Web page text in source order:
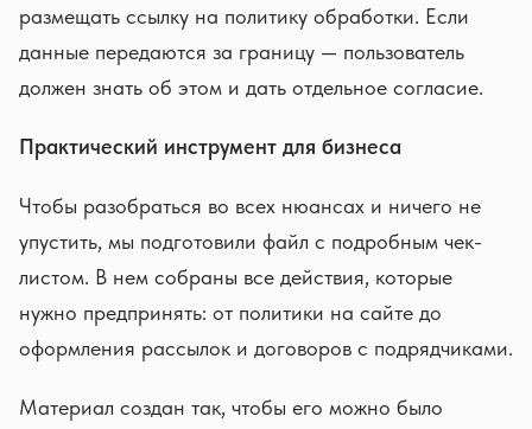
размещать ссылку на политику обработки. Если
данные передаются за границу — пользователь
должен знать об этом и дать отдельное согласие.
Практический инструмент для бизнеса
Чтобы разобраться во всех нюансах и ничего не
упустить, мы подготовили файл с подробным чек-
листом. В нем собраны все действия, которые
нужно предпринять: от политики на сайте до
оформления рассылок и договоров с подрядчиками.
Материал создан так, чтобы его можно было